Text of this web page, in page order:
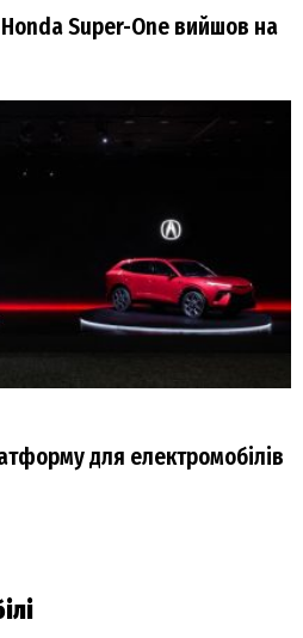
Super-One вийшов на
для електромобілів